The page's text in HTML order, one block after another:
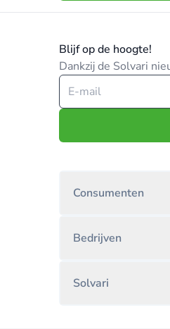
Blijf op de hoogte!
Dankzij de Solvari
Consumenten
Bedrijven
Solvari